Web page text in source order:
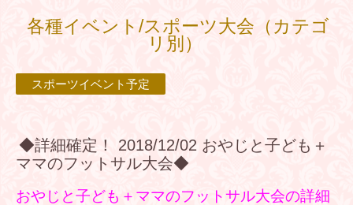
各種イベント/スポーツ大会（カテゴ
リ別）
スポーツイベント予定
◆詳細確定！ 2018/12/02 おやじと子ども＋
ママのフットサル大会◆
おやじと子ども＋ママのフットサル大会の詳細